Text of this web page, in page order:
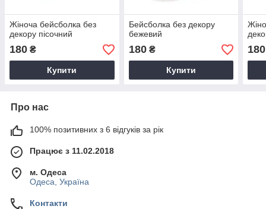
Жіноча бейсболка без
декору пісочний
180 ₴
Купити
Бейсболка без декору
бежевий
180₴
Купити
180
Про нас
100% позитивних з 6 відгуків за рік
Працює з 11.02.2018
м. Одеса
Одеса, Україна
Контакти